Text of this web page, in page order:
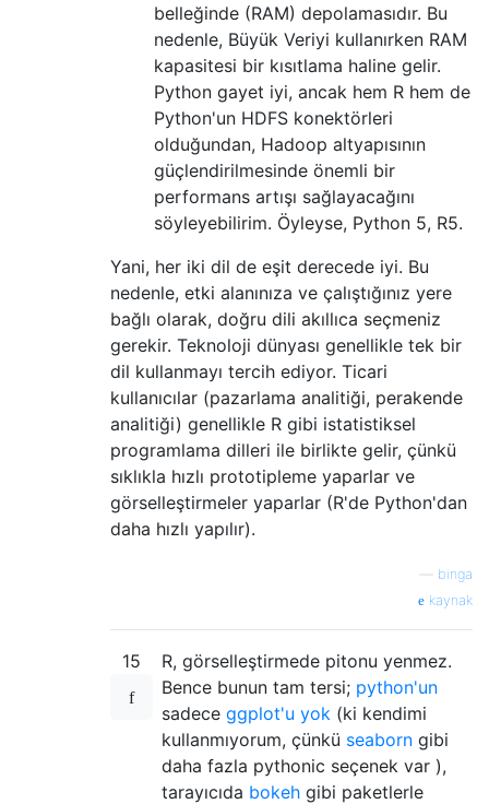
belleğinde (RAM) depolamasıdır. Bu
nedenle, Büyük Veriyi kullanırken RAM
kapasitesi bir kısıtlama haline gelir.
Python gayet iyi, ancak hem R hem de
Python'un HDFS konektörleri
olduğundan, Hadoop altyapısının
güçlendirilmesinde önemli bir
performans artışı sağlayacağını
söyleyebilirim. Öyleyse, Python 5, R5.
Yani, her iki dil de eşit derecede iyi. Bu
nedenle, etki alanınıza ve çalıştığınız yere
bağlı olarak, doğru dili akıllıca seçmeniz
gerekir. Teknoloji dünyası genellikle tek bir
dil kullanmayı tercih ediyor. Ticari
kullanıcılar (pazarlama analitiği, perakende
analitiği) genellikle R gibi istatistiksel
programlama dilleri ile birlikte gelir, çünkü
sıklıkla hızlı prototipleme yaparlar ve
görselleştirmeler yaparlar (R'de Python'dan
daha hızlı yapılır).
binga
kaynak
15
R, görselleştirmede pitonu yenmez.
Bence bunun tam tersi; python'un
sadece ggplot'u yok (ki kendimi
kullanmıyorum, çünkü seaborn gibi
daha fazla pythonic seçenek var ),
tarayıcıda bokeh gibi paketlerle